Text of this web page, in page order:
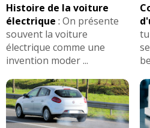
Histoire de la voiture
électrique : On présente
souvent la voiture
électrique comme une
invention moder ...